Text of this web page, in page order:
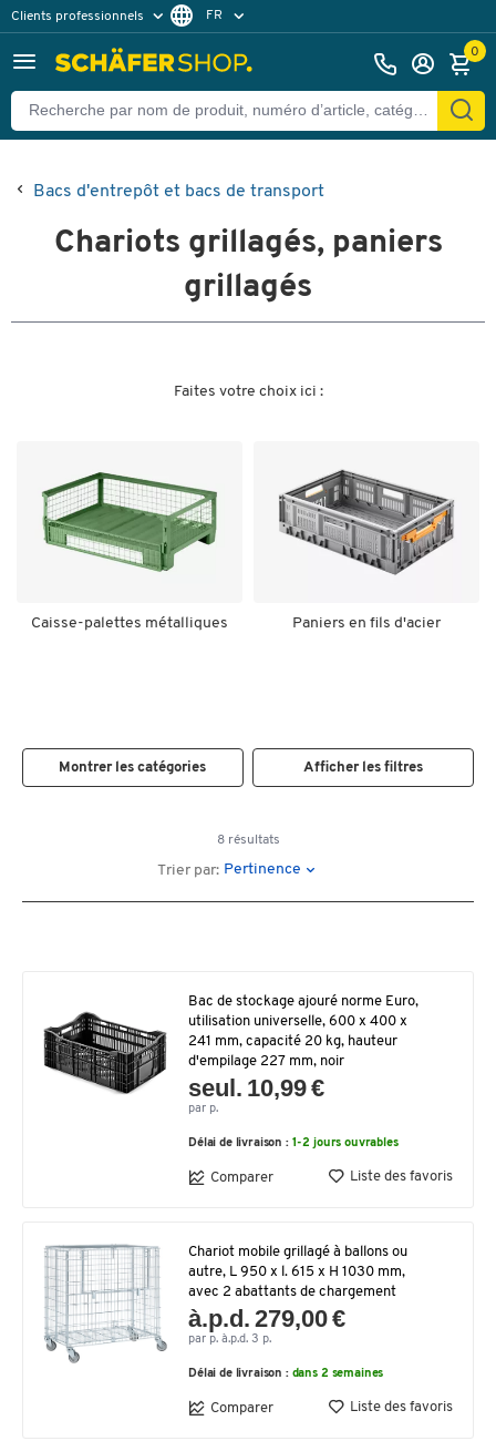
Clients professionnels
Clients particuliers
FR
0
Bacs d'entrepôt et bacs de transport
Chariots grillagés, paniers
grillagés
Faites votre choix ici :
Caisse-palettes métalliques Paniers en fils d'acier
Montrer les catégories Afficher les filtres
8 résultats
Trier par: Pertinence
Bac de stockage ajouré norme Euro,
utilisation universelle, 600 x 400 x
241 mm, capacité 20 kg, hauteur
d'empilage 227 mm, noir
seul. 10,99 €
par p.
Délai de livraison : 1-2 jours ouvrables
Comparer Liste des favoris
Chariot mobile grillagé à ballons ou
autre, L 950 x l. 615 x H 1030 mm,
avec 2 abattants de chargement
à.p.d. 279,00 €
par p. à.p.d. 3 p.
Délai de livraison : dans 2 semaines
Comparer Liste des favoris